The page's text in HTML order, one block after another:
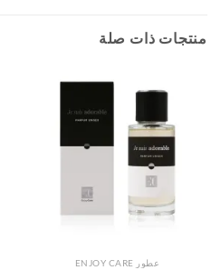
منتجات ذات صلة
عطور ENJOY CARE